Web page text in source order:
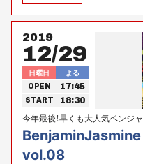
2019
12/29
日曜日 よる
OPEN 17:45
START 18:30
今年最後！早くも大人気ベンジ
vol.08